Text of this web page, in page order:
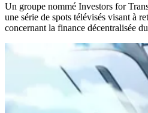
Un groupe nommé Investors for
une série de spots télévisés visant à
concernant la finance décentralisée